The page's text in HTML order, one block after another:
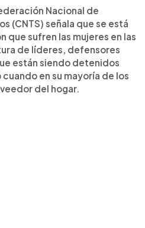
Nacional de
(CNTS) señala que se está
que sufren las mujeres en las
de líderes, defensores
están siendo detenidos
en su mayoría de los
del hogar.